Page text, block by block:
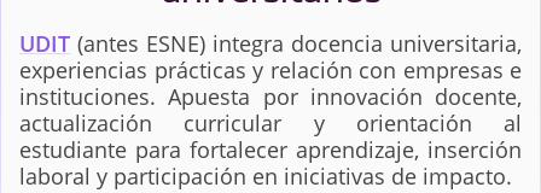
UDIT (antes ESNE) integra docencia universitaria,
experiencias prácticas y relación con empresas e
instituciones. Apuesta por innovación docente,
actualización curricular y orientación al
estudiante para fortalecer aprendizaje, inserción
laboral y participación en iniciativas de impacto.